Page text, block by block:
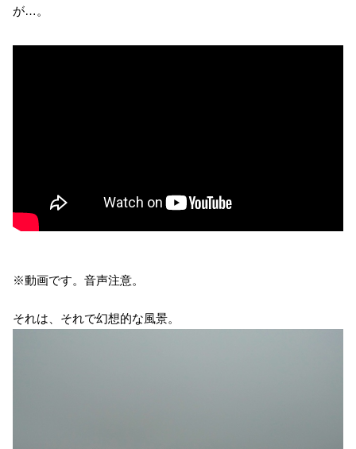
が…。
※動画です。音声注意。
それは、それで幻想的な風景。